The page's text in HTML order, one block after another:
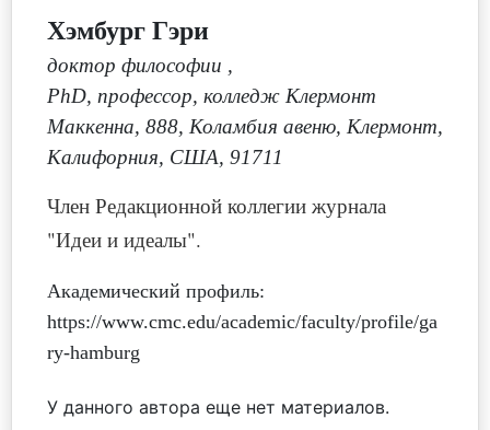
Хэмбург Гэри
доктор философии ,
PhD, профессор, колледж Клермонт
Маккенна, 888, Коламбия авеню, Клермонт,
Калифорния, США, 91711
Член Редакционной коллегии журнала
"Идеи и идеалы".
Академический профиль:
https://www.cmc.edu/academic/faculty/profile/ga
ry-hamburg
У данного автора еще нет материалов.